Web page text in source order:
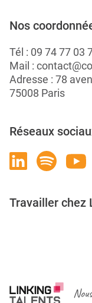
Nos
Tél : 09 74 77 03
Mail :
Adresse : 78
75008 Paris
Réseaux
Travailler chez